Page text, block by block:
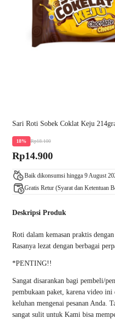
Sari Roti Sobek Coklat Keju
18% Rp18.100
Rp14.900
Baik dikonsumsi hingga 9 August
Gratis Retur (Syarat dan Ketentuan
Deskripsi Produk
Roti dalam kemasan praktis
Rasanya lezat dengan berbagai
*PENTING!!
Sangat disarankan bagi pembeli/
pembukaan paket, karena video
keluhan mengenai pesanan Anda.
sangat sulit untuk Kami bisa